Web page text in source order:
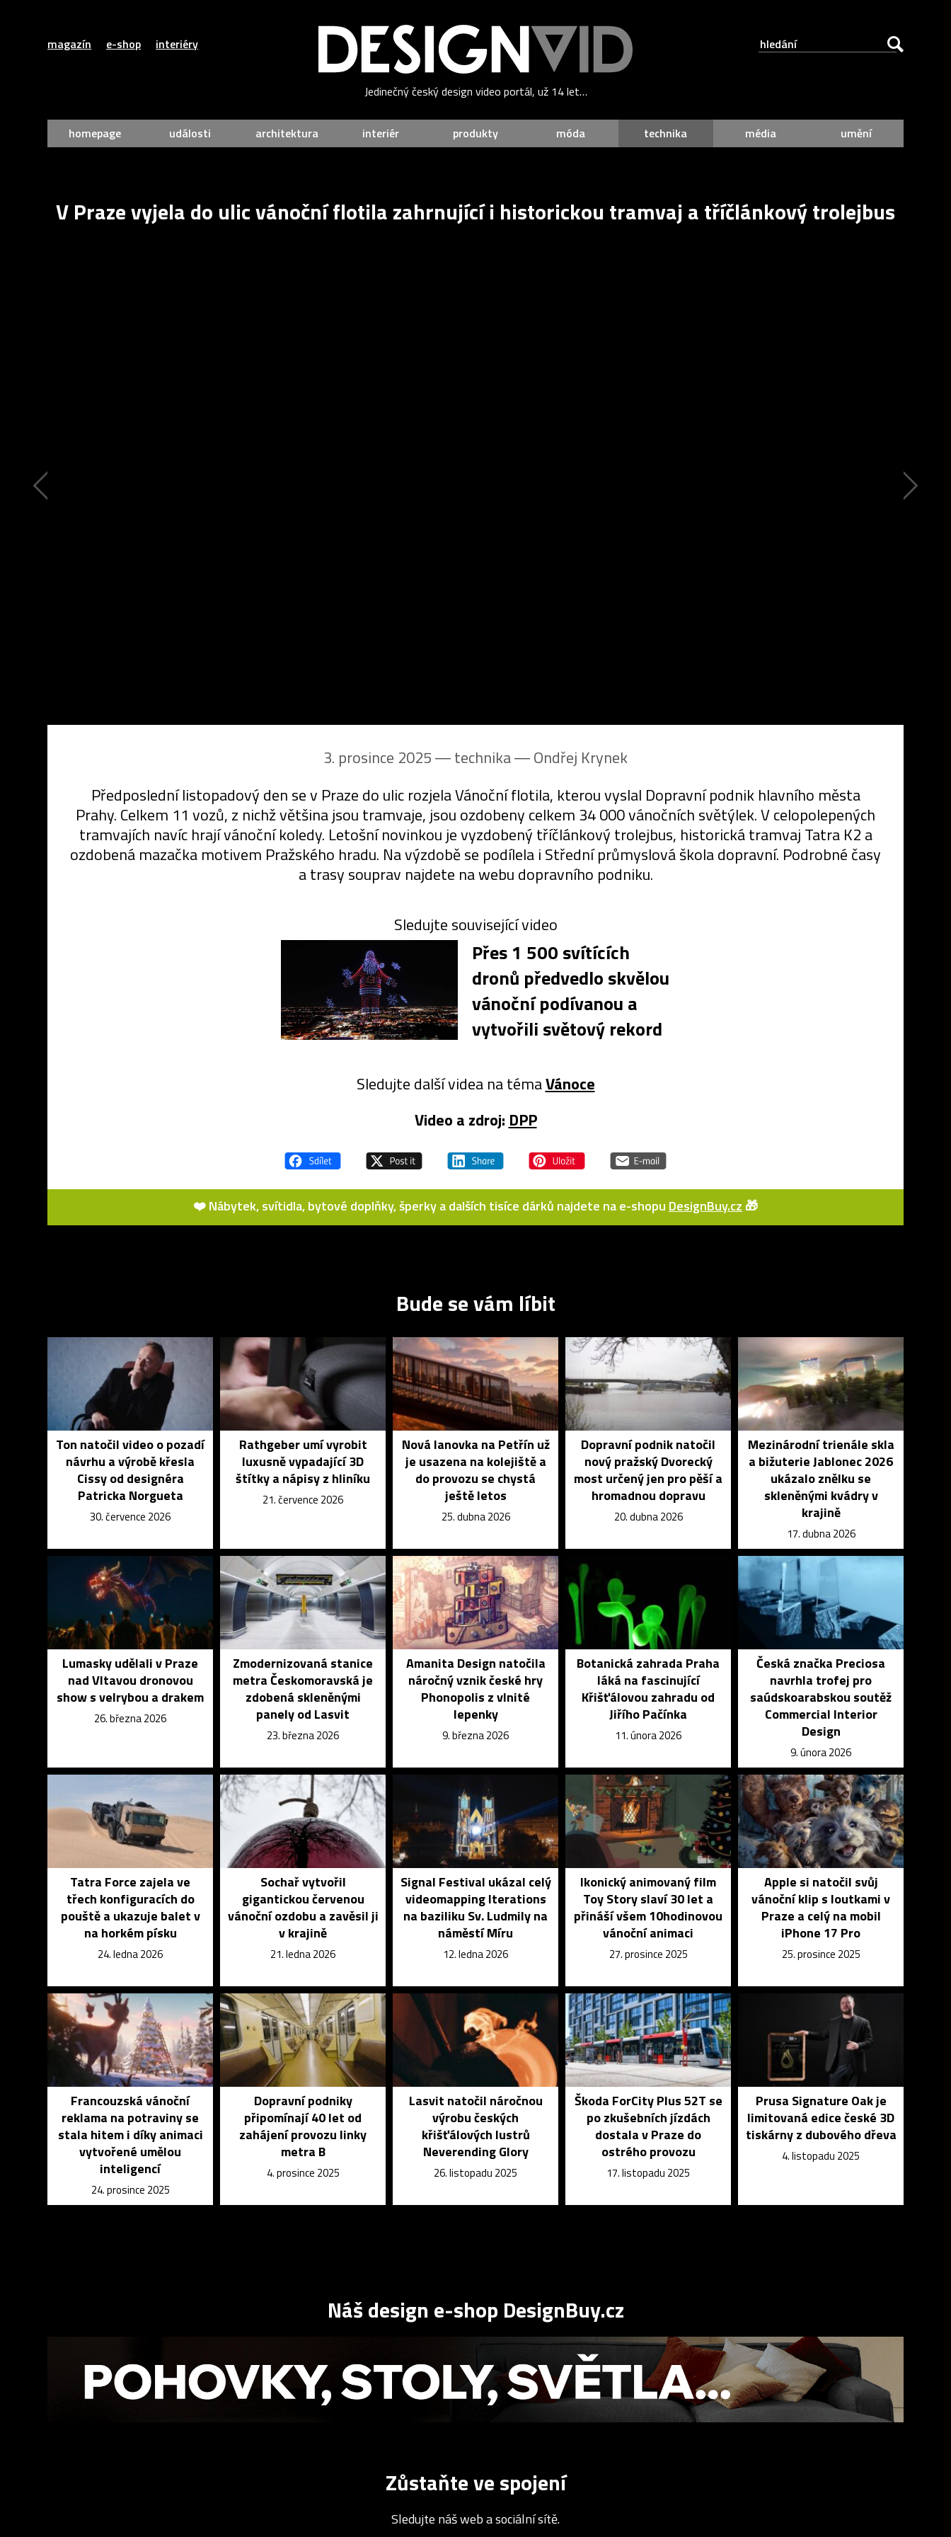
magazín e-shop interiéry
Jedinečný český design video portál, už 14 let…
homepage události architektura interiér produkty móda technika média umění
V Praze vyjela do ulic vánoční flotila zahrnující i historickou tramvaj a tříčlánkový trolejbus
3. prosince 2025 ― technika ―Ondřej Krynek
Předposlední listopadový den se v Praze do ulic rozjela Vánoční flotila, kterou vyslal Dopravní podnik hlavního města
Prahy. Celkem 11 vozů, z nichž většina jsou tramvaje, jsou ozdobeny celkem 34 000 vánočních světýlek. V celopolepených
tramvajích navíc hrají vánoční koledy. Letošní novinkou je vyzdobený tříčlánkový trolejbus, historická tramvaj Tatra K2 a
ozdobená mazačka motivem Pražského hradu. Na výzdobě se podílela i Střední průmyslová škola dopravní. Podrobné časy
a trasy souprav najdete na webu dopravního podniku.
Sledujte související video
Přes 1 500 svítících
dronů předvedlo skvělou
vánoční podívanou a
vytvořili světový rekord
Sledujte další videa na témaVánoce
Video a zdroj: DPP
❤️ Nábytek, svítidla, bytové doplňky, šperky a dalších tisíce dárků najdete na e-shopu DesignBuy.cz 🎁
Bude se vám líbit
Ton natočil video o pozadí
návrhu a výrobě křesla
Cissy od designéra
Patricka Norgueta
30. července 2026
Rathgeber umí vyrobit
luxusně vypadající 3D
štítky a nápisy z hliníku
21. července 2026
Nová lanovka na Petřín už
je usazena na kolejiště a
do provozu se chystá
ještě letos
25. dubna 2026
Dopravní podnik natočil
nový pražský Dvorecký
most určený jen pro pěší a
hromadnou dopravu
20. dubna 2026
Mezinárodní trienále skla
a bižuterie Jablonec 2026
ukázalo znělku se
skleněnými kvádry v
krajině
17. dubna 2026
Lumasky udělali v Praze
nad Vltavou dronovou
show s velrybou a drakem
26. března 2026
Zmodernizovaná stanice
metra Českomoravská je
zdobená skleněnými
panely od Lasvit
23. března 2026
Amanita Design natočila
náročný vznik české hry
Phonopolis z vlnité
lepenky
9. března 2026
Botanická zahrada Praha
láká na fascinující
Křišťálovou zahradu od
Jiřího Pačínka
11. února 2026
Česká značka Preciosa
navrhla trofej pro
saúdskoarabskou soutěž
Commercial Interior
Design
9. února 2026
Tatra Force zajela ve
třech konfiguracích do
pouště a ukazuje balet v
na horkém písku
24. ledna 2026
Sochař vytvořil
gigantickou červenou
vánoční ozdobu a zavěsil ji
v krajině
21. ledna 2026
Signal Festival ukázal celý
videomapping Iterations
na baziliku Sv. Ludmily na
náměstí Míru
12. ledna 2026
Ikonický animovaný film
Toy Story slaví 30 let a
přináší všem 10hodinovou
vánoční animaci
27. prosince 2025
Apple si natočil svůj
vánoční klip s loutkami v
Praze a celý na mobil
iPhone 17 Pro
25. prosince 2025
Francouzská vánoční
reklama na potraviny se
stala hitem i díky animaci
vytvořené umělou
inteligencí
24. prosince 2025
Dopravní podniky
připomínají 40 let od
zahájení provozu linky
metra B
4. prosince 2025
Lasvit natočil náročnou
výrobu českých
křišťálových lustrů
Neverending Glory
26. listopadu 2025
Škoda ForCity Plus 52T se
po zkušebních jízdách
dostala v Praze do
ostrého provozu
17. listopadu 2025
Prusa Signature Oak je
limitovaná edice české 3D
tiskárny z dubového dřeva
4. listopadu 2025
Náš design e-shop DesignBuy.cz
Zůstaňte ve spojení
Sledujte náš web a sociální sítě.